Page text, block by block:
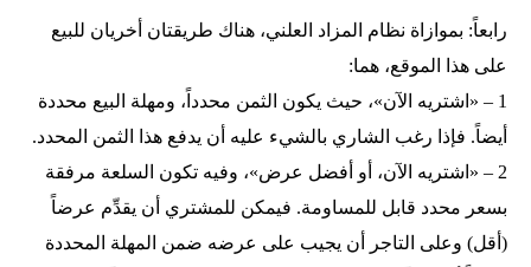
رابعاً: بموازاة نظام المزاد العلني، هناك طريقتان أخريان للبيع
على هذا الموقع، هما:
1 – «اشتريه الآن»، حيث يكون الثمن محدداً، ومهلة البيع محددة
أيضاً. فإذا رغب الشاري بالشيء عليه أن يدفع هذا الثمن المحدد.
2 – «اشتريه الآن، أو أفضل عرض»، وفيه تكون السلعة مرفقة
بسعر محدد قابل للمساومة. فيمكن للمشتري أن يقدِّم عرضاً
(أقل) وعلى التاجر أن يجيب على عرضه ضمن المهلة المحددة